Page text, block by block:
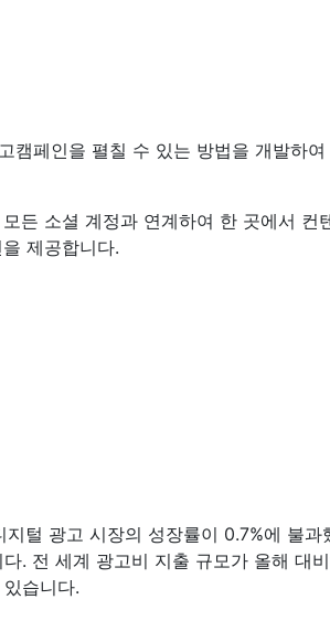
페인을 펼칠 수 있는 방법을 개발하
든 소셜 계정과 연계하여 한 곳에서
제공합니다.
털 광고 시장의 성장률이 0.7%에 불
. 전 세계 광고비 지출 규모가 올해 대
습니다.